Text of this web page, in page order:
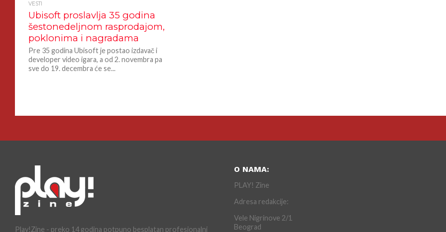
VESTI
Ubisoft proslavlja 35 godina
šestonedeljnom rasprodajom,
poklonima i nagradama
Pre 35 godina Ubisoft je postao izdavač i
developer video igara, a od 2. novembra pa
sve do 19. decembra će se...
Play!Zine - preko 14 godina potpuno besplatan profesionalni
O NAMA:
PLAY! Zine
Adresa redakcije:
Vele Nigrinove 2/1
Beograd